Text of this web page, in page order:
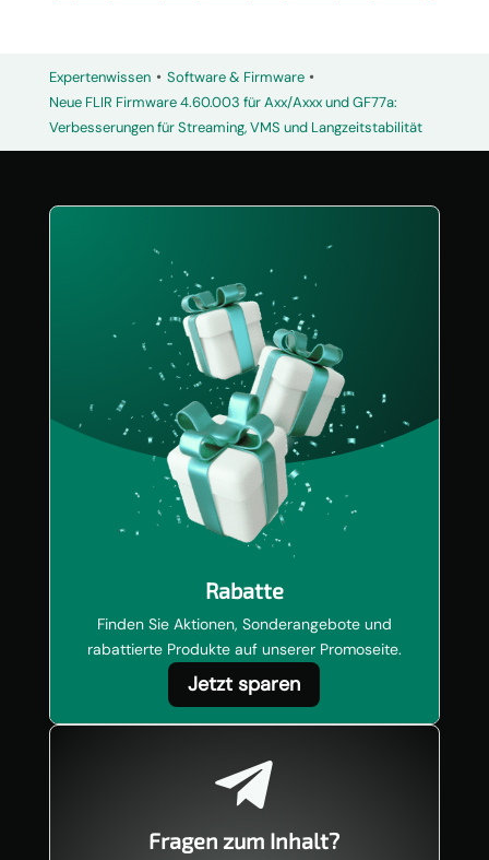
Expertenwissen • Software & Firmware •
Neue FLIR Firmware 4.60.003 für Axx/Axxx und GF77a:
Verbesserungen für Streaming, VMS und Langzeitstabilität
Rabatte
Finden Sie Aktionen, Sonderangebote und
rabattierte Produkte auf unserer Promoseite.
Jetzt sparen

Fragen zum Inhalt?